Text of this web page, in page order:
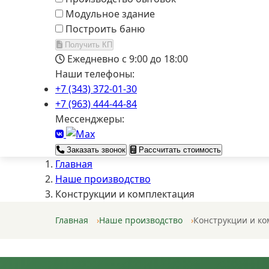
Модульное здание
Построить баню
Получить КП
Ежедневно с 9:00 до 18:00
Наши телефоны:
+7 (343) 372-01-30
+7 (963) 444-44-84
Мессенджеры:
Заказать звонок Рассчитать стоимость
Главная
Наше производство
Конструкции и комплектация
Главная Наше производство Конструкции и